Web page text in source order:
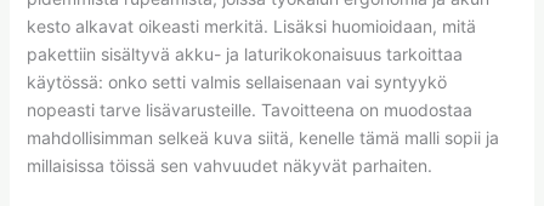
kesto alkavat oikeasti merkitä. Lisäksi huomioidaan, mitä
pakettiin sisältyvä akku- ja laturikokonaisuus tarkoittaa
käytössä: onko setti valmis sellaisenaan vai syntyykö
nopeasti tarve lisävarusteille. Tavoitteena on muodostaa
mahdollisimman selkeä kuva siitä, kenelle tämä malli sopii ja
millaisissa töissä sen vahvuudet näkyvät parhaiten.